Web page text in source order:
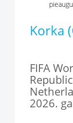
Korka
FIFA
2026.